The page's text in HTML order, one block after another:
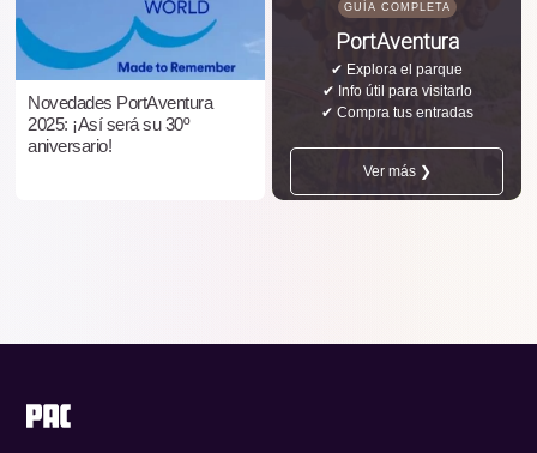
Novedades PortAventura
2025: ¡Así será su 30º
aniversario!
GUÍA COMPLETA
PortAventura
✔ Explora el parque
✔ Info útil para visitarlo
✔ Compra tus entradas
Ver más ❯